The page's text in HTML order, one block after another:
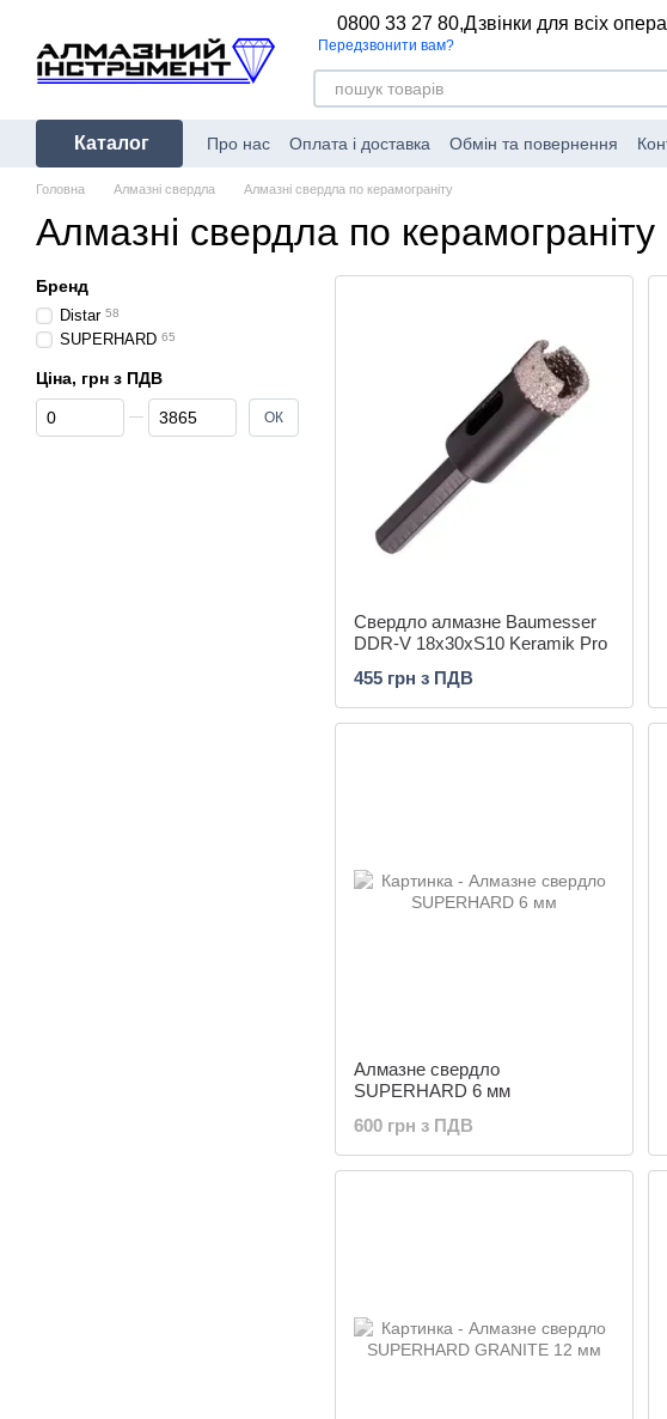
0800 33 27 80,Дзвінки для всіх
Передзвонити вам?
Каталог Про нас Оплата і доставка Обмін та повернення
Головна Алмазні свердла Алмазні свердла по керамограніту
Алмазні свердла по керамограніту
Свердло алмазне Baumesser
DDR-V 18x30xS10 Keramik Pro
455 грн з ПДВ
Алмазне свердло
SUPERHARD 6 мм
600 грн з ПДВ
Бренд
Distar 58
SUPERHARD 65
Ціна, грн з ПДВ
Від Ціна, грн з ПДВ
До Ціна, грн з ПДВ ОК